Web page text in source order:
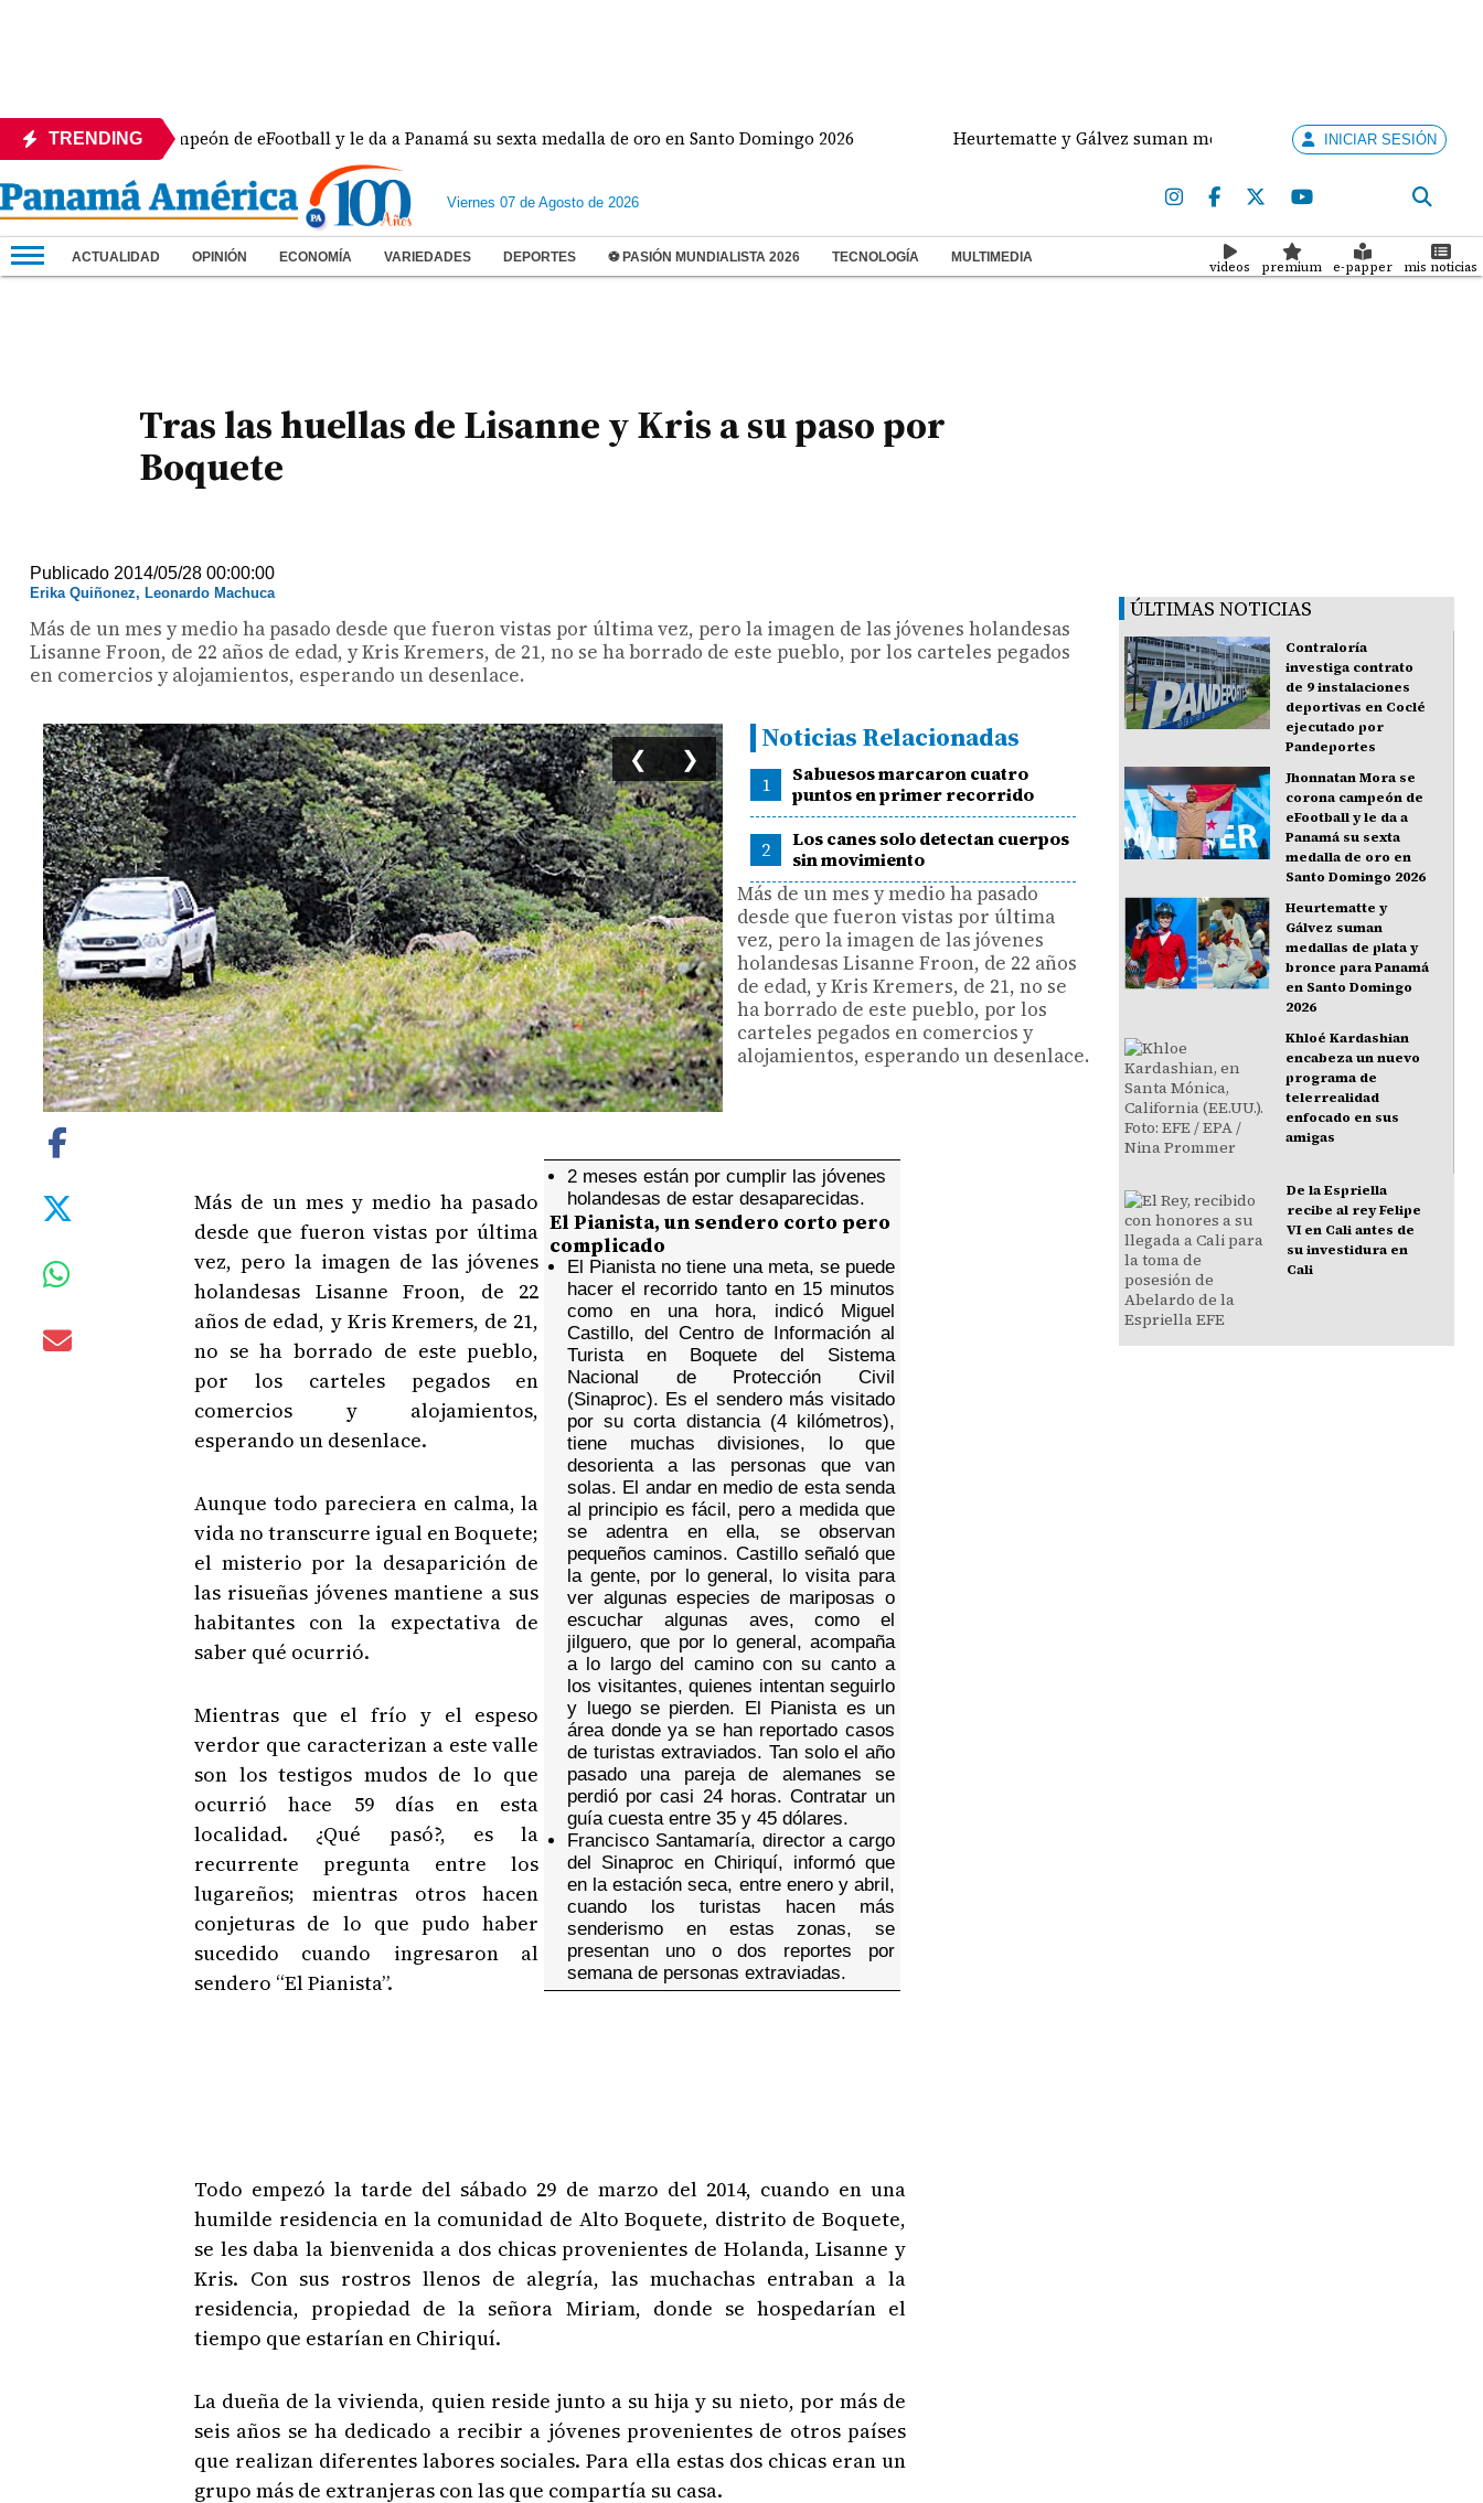
TRENDING
se corona campeón de eFootball y le da a Panamá su sexta medalla de oro en Santo Domingo 2026 Heurtematte y Gálvez suman medallas de plata y bronce para Panamá
INICIAR SESIÓN
Viernes 07 de Agosto de 2026
ACTUALIDAD OPINIÓN ECONOMÍA VARIEDADES DEPORTES ⚽ PASIÓN MUNDIALISTA 2026 TECNOLOGÍA MULTIMEDIA
videos premium e-papper mis noticias
Tras las huellas de Lisanne y Kris a su paso por
Boquete
Publicado 2014/05/28 00:00:00
Erika Quiñonez, Leonardo Machuca
Más de un mes y medio ha pasado desde que fueron vistas por última vez, pero la imagen de las jóvenes holandesas
Lisanne Froon, de 22 años de edad, y Kris Kremers, de 21, no se ha borrado de este pueblo, por los carteles pegados
en comercios y alojamientos, esperando un desenlace.
❮ ❯
Noticias Relacionadas
1
Sabuesos marcaron cuatro
puntos en primer recorrido
2
Los canes solo detectan cuerpos
sin movimiento
Más de un mes y medio ha pasado
desde que fueron vistas por última
vez, pero la imagen de las jóvenes
holandesas Lisanne Froon, de 22 años
de edad, y Kris Kremers, de 21, no se
ha borrado de este pueblo, por los
carteles pegados en comercios y
alojamientos, esperando un desenlace.
2 meses están por cumplir las jóvenes
holandesas de estar desaparecidas.
El Pianista, un sendero corto pero
complicado
El Pianista no tiene una meta, se puede
hacer el recorrido tanto en 15 minutos
como en una hora, indicó Miguel
Castillo, del Centro de Información al
Turista en Boquete del Sistema
Nacional de Protección Civil
(Sinaproc). Es el sendero más visitado
por su corta distancia (4 kilómetros),
tiene muchas divisiones, lo que
desorienta a las personas que van
solas. El andar en medio de esta senda
al principio es fácil, pero a medida que
se adentra en ella, se observan
pequeños caminos. Castillo señaló que
la gente, por lo general, lo visita para
ver algunas especies de mariposas o
escuchar algunas aves, como el
jilguero, que por lo general, acompaña
a lo largo del camino con su canto a
los visitantes, quienes intentan seguirlo
y luego se pierden. El Pianista es un
área donde ya se han reportado casos
de turistas extraviados. Tan solo el año
pasado una pareja de alemanes se
perdió por casi 24 horas. Contratar un
guía cuesta entre 35 y 45 dólares.
Francisco Santamaría, director a cargo
del Sinaproc en Chiriquí, informó que
en la estación seca, entre enero y abril,
cuando los turistas hacen más
senderismo en estas zonas, se
presentan uno o dos reportes por
semana de personas extraviadas.
Más de un mes y medio ha pasado
desde que fueron vistas por última
vez, pero la imagen de las jóvenes
holandesas Lisanne Froon, de 22
años de edad, y Kris Kremers, de 21,
no se ha borrado de este pueblo,
por los carteles pegados en
comercios y alojamientos,
esperando un desenlace.
Aunque todo pareciera en calma, la
vida no transcurre igual en Boquete;
el misterio por la desaparición de
las risueñas jóvenes mantiene a sus
habitantes con la expectativa de
saber qué ocurrió.
Mientras que el frío y el espeso
verdor que caracterizan a este valle
son los testigos mudos de lo que
ocurrió hace 59 días en esta
localidad. ¿Qué pasó?, es la
recurrente pregunta entre los
lugareños; mientras otros hacen
conjeturas de lo que pudo haber
sucedido cuando ingresaron al
sendero “El Pianista”.
Todo empezó la tarde del sábado 29 de marzo del 2014, cuando en una
humilde residencia en la comunidad de Alto Boquete, distrito de Boquete,
se les daba la bienvenida a dos chicas provenientes de Holanda, Lisanne y
Kris. Con sus rostros llenos de alegría, las muchachas entraban a la
residencia, propiedad de la señora Miriam, donde se hospedarían el
tiempo que estarían en Chiriquí.
La dueña de la vivienda, quien reside junto a su hija y su nieto, por más de
seis años se ha dedicado a recibir a jóvenes provenientes de otros países
que realizan diferentes labores sociales. Para ella estas dos chicas eran un
grupo más de extranjeras con las que compartía su casa.
ÚLTIMAS NOTICIAS
Contraloría
investiga contrato
de 9 instalaciones
deportivas en Coclé
ejecutado por
Pandeportes
Jhonnatan Mora se
corona campeón de
eFootball y le da a
Panamá su sexta
medalla de oro en
Santo Domingo 2026
Heurtematte y
Gálvez suman
medallas de plata y
bronce para Panamá
en Santo Domingo
2026
Khloé Kardashian
encabeza un nuevo
programa de
telerrealidad
enfocado en sus
amigas
De la Espriella
recibe al rey Felipe
VI en Cali antes de
su investidura en
Cali